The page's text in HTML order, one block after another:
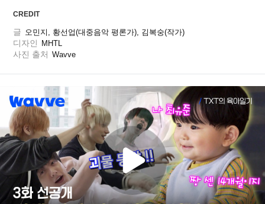
CREDIT
글 오민지, 황선업(대중음악 평론가), 김복숭(작가)
디자인 MHTL
사진 출처 Wavve